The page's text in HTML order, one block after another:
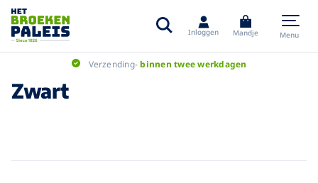
Inloggen Mandje Menu
Verzending- binnen twee werkdagen
Zwart